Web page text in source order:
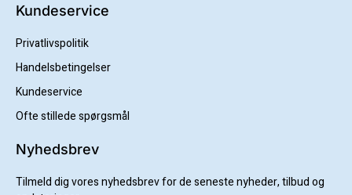
Kundeservice
Privatlivspolitik
Handelsbetingelser
Kundeservice
Ofte stillede spørgsmål
Nyhedsbrev
Tilmeld dig vores nyhedsbrev for de seneste nyheder, tilbud og